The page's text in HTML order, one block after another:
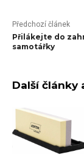
Předchozí článek
Přilákejte do
samotářky
Další články